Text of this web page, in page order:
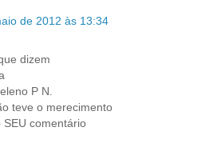
de 2012 às 13:34
dizem
P N.
teve o merecimento
comentário